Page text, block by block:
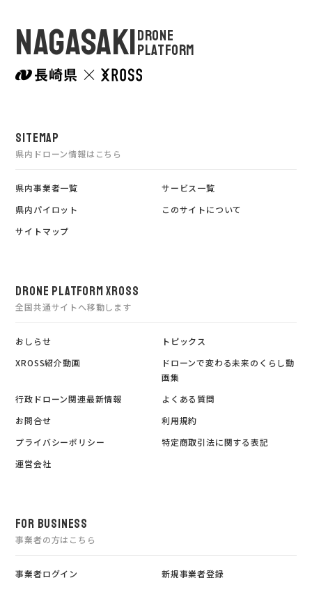
NAGASAKIDRONE
PLATFORM
SITEMAP
県内ドローン情報はこちら
県内事業者一覧
サービス一覧
県内パイロット
このサイトについて
サイトマップ
DRONE PLATFORM XROSS
全国共通サイトへ移動します
おしらせ
トピックス
XROSS紹介動画
ドローンで変わる未来のくらし動
画集
行政ドローン関連最新情報
よくある質問
お問合せ
利用規約
プライバシーポリシー
特定商取引法に関する表記
運営会社
FOR BUSINESS
事業者の方はこちら
事業者ログイン 新規事業者登録